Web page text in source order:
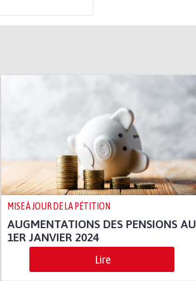
MISE À JOUR DE LA PÉTITION
AUGMENTATIONS DES PENSIONS AU
1ER JANVIER 2024
Lire